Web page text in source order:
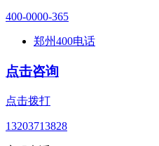
400-0000-365
郑州400电话
点击咨询
点击拨打
13203713828